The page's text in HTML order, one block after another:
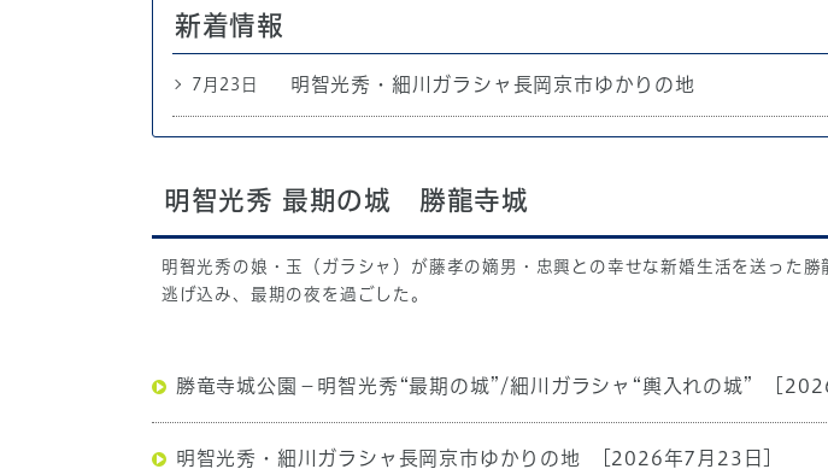
新着情報
7月23日 明智光秀・細川ガラシャ長岡京市ゆかりの地
明智光秀 最期の城 勝龍寺城
明智光秀の娘・玉（ガラシャ）が藤孝の嫡男・忠興との幸せな新婚生活を送った
逃げ込み、最期の夜を過ごした。
勝竜寺城公園－明智光秀“最期の城”/細川ガラシャ“輿入れの城”
明智光秀・細川ガラシャ長岡京市ゆかりの地 [2026年7月23日]